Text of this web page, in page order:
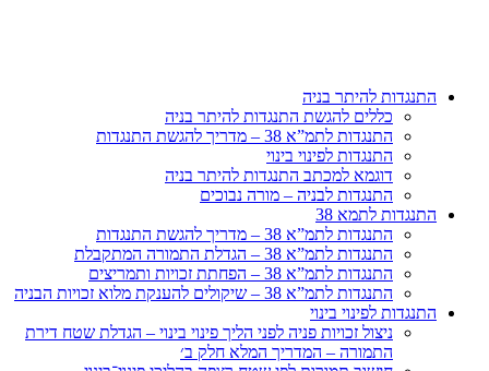
התנגדות להיתר בניה
כללים להגשת התנגדות להיתר בניה
התנגדות לתמ”א 38 – מדריך להגשת התנגדות
התנגדות לפינוי בינוי
דוגמא למכתב התנגדות להיתר בניה
התנגדות לבניה – מורה נבוכים
התנגדות לתמא 38
התנגדות לתמ”א 38 – מדריך להגשת התנגדות
התנגדות לתמ”א 38 – הגדלת התמורה המתקבלת
התנגדות לתמ”א 38 – הפחתת זכויות ותמריצים
התנגדות לתמ”א 38 – שיקולים להענקת מלוא זכויות הבניה
התנגדות לפינוי בינוי
ניצול זכויות פניה לפני הליך פינוי בינוי – הגדלת שטח דירת
התמורה – המדריך המלא חלק ב׳